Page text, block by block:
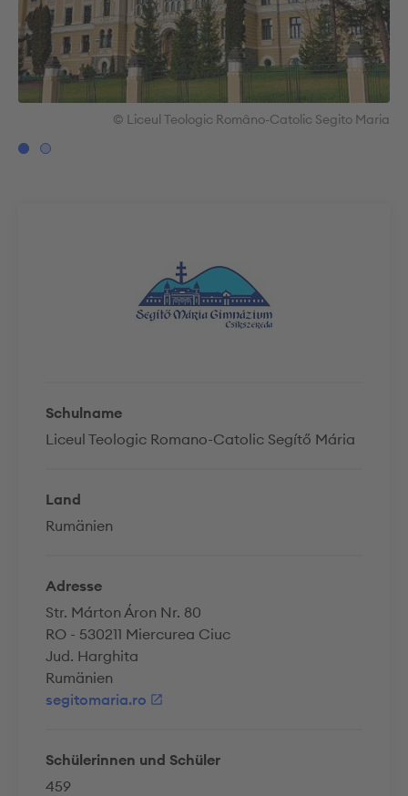
Schulname
Liceul Teologic Romano-Catolic Segítő Mária
Land
Rumänien
Adresse
Str. Márton Áron Nr. 80
RO - 530211 Miercurea Ciuc
Jud. Harghita
Rumänien
segitomaria.ro
Schülerinnen und Schüler
459
© Liceul Teologic Româno-Catolic Segito Maria